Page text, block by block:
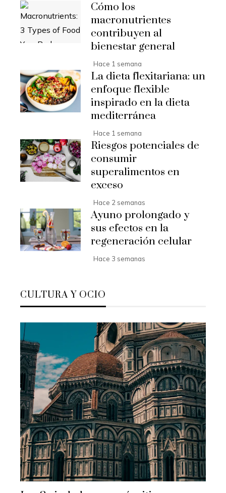
Cómo los
macronutrientes
contribuyen al
bienestar general
Hace 1 semana
La dieta flexitariana: un
enfoque flexible
inspirado en la dieta
mediterránea
Hace 1 semana
Riesgos potenciales de
consumir
superalimentos en
exceso
Hace 2 semanas
Ayuno prolongado y
sus efectos en la
regeneración celular
Hace 3 semanas
CULTURA Y OCIO